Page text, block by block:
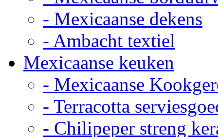
- Mexicaanse dekens
- Ambacht textiel
Mexicaanse keuken
- Mexicaanse
- Terracotta
- Chilipeper streng